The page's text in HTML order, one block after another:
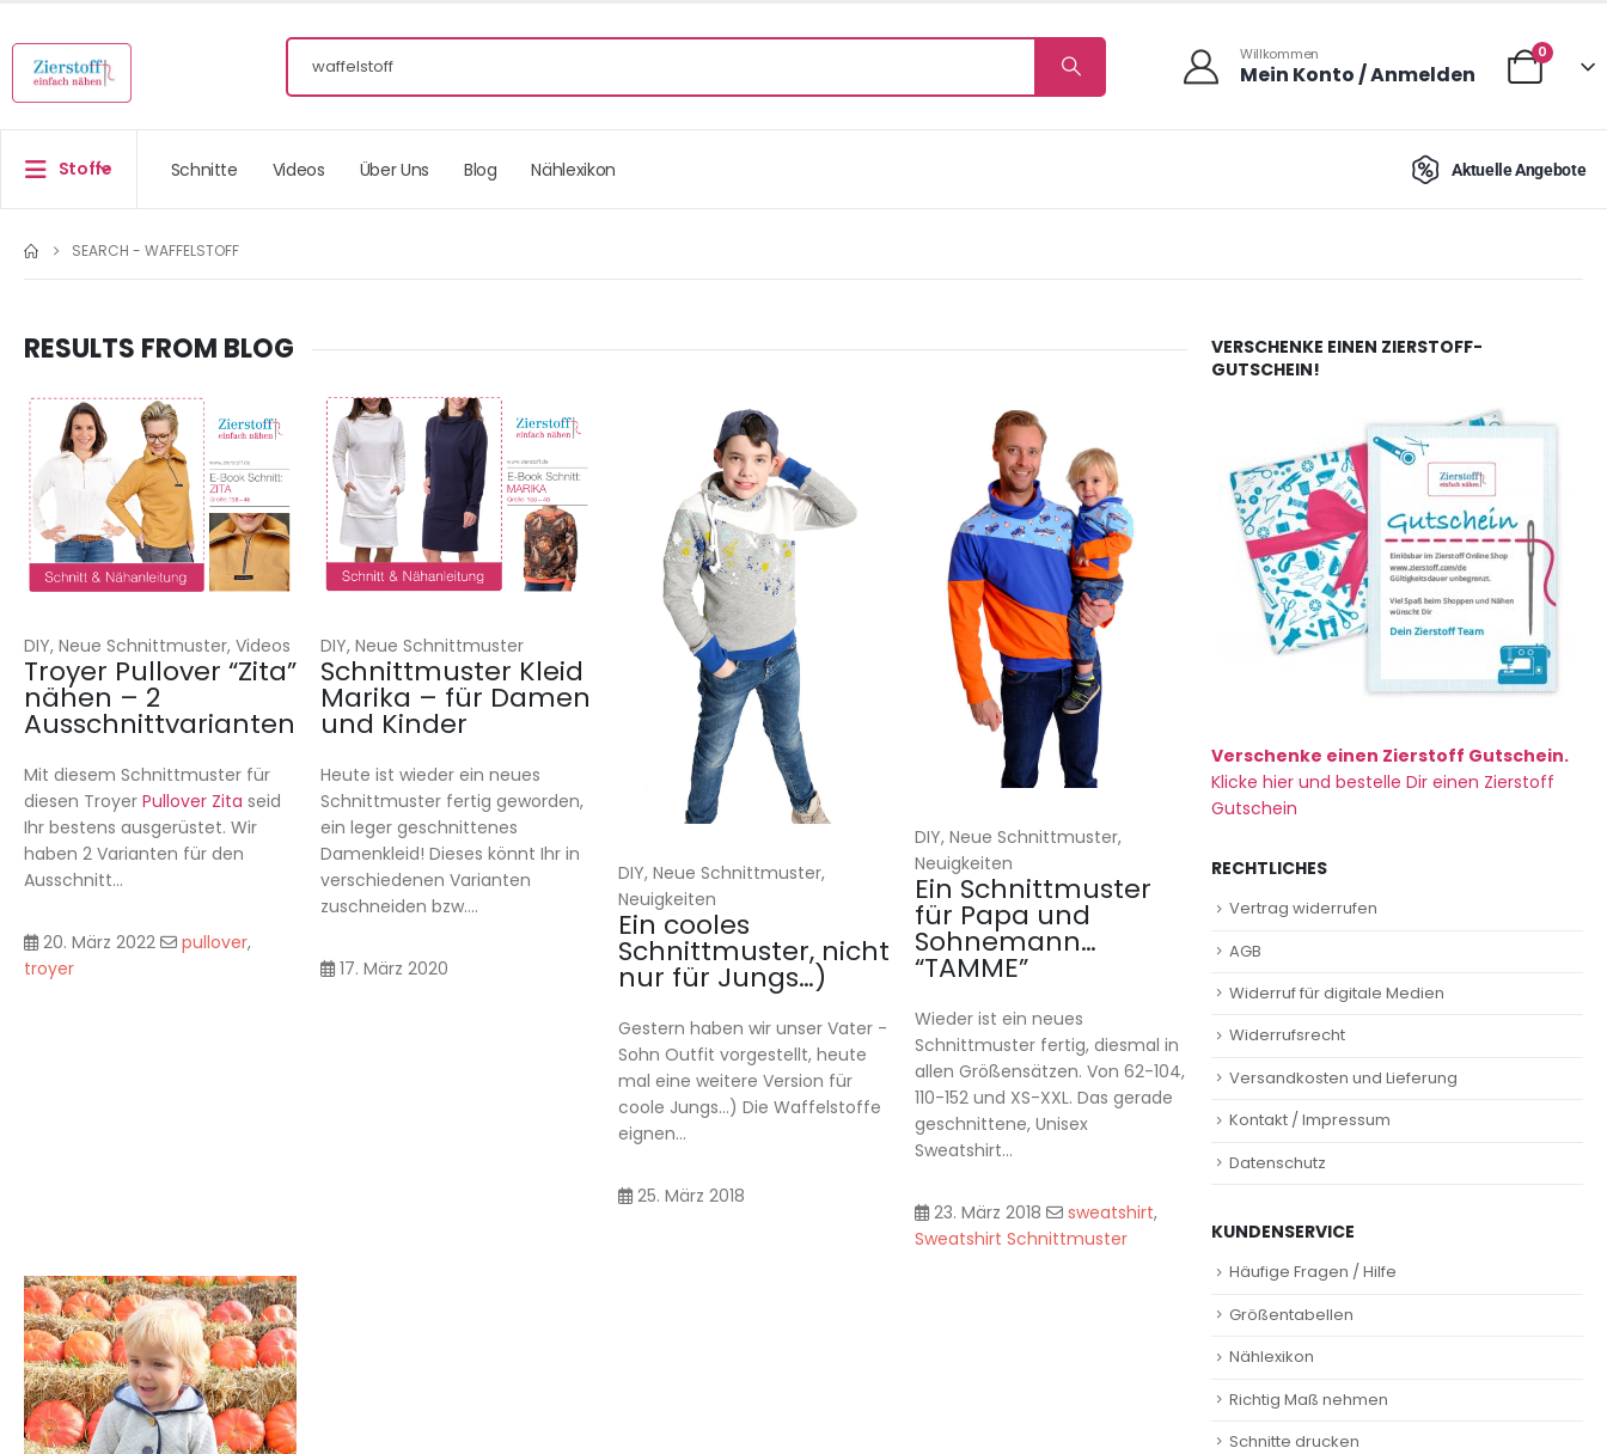
Willkommen
Mein Konto / Anmelden
0
Stoffe Schnitte Videos Über Uns Blog Nählexikon Aktuelle Angebote
SEARCH - WAFFELSTOFF
RESULTS FROM BLOG
DIY, Neue Schnittmuster, Videos
Troyer Pullover “Zita”
nähen – 2
Ausschnittvarianten
Mit diesem Schnittmuster für
diesen Troyer Pullover Zita seid
Ihr bestens ausgerüstet. Wir
haben 2 Varianten für den
Ausschnitt...
20. März 2022 pullover,
troyer
DIY, Neue Schnittmuster
Schnittmuster Kleid
Marika – für Damen
und Kinder
Heute ist wieder ein neues
Schnittmuster fertig geworden,
ein leger geschnittenes
Damenkleid! Dieses könnt Ihr in
verschiedenen Varianten
zuschneiden bzw....
17. März 2020
DIY, Neue Schnittmuster,
Neuigkeiten
Ein cooles
Schnittmuster, nicht
nur für Jungs…)
Gestern haben wir unser Vater -
Sohn Outfit vorgestellt, heute
mal eine weitere Version für
coole Jungs…) Die Waffelstoffe
eignen...
25. März 2018
DIY, Neue Schnittmuster,
Neuigkeiten
Ein Schnittmuster
für Papa und
Sohnemann…
“TAMME”
Wieder ist ein neues
Schnittmuster fertig, diesmal in
allen Größensätzen. Von 62-104,
110-152 und XS-XXL. Das gerade
geschnittene, Unisex
Sweatshirt...
23. März 2018 sweatshirt,
Sweatshirt Schnittmuster
VERSCHENKE EINEN ZIERSTOFF-
GUTSCHEIN!
Verschenke einen Zierstoff Gutschein.
Klicke hier und bestelle Dir einen Zierstoff
Gutschein
RECHTLICHES
Vertrag widerrufen
AGB
Widerruf für digitale Medien
Widerrufsrecht
Versandkosten und Lieferung
Kontakt / Impressum
Datenschutz
KUNDENSERVICE
Häufige Fragen / Hilfe
Größentabellen
Nählexikon
Richtig Maß nehmen
Schnitte drucken